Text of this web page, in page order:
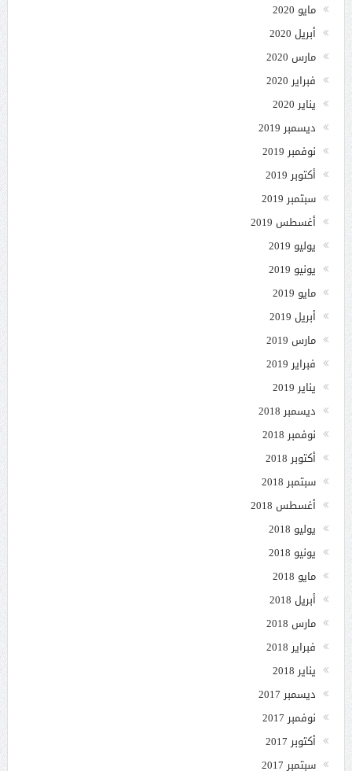
مايو 2020
أبريل 2020
مارس 2020
فبراير 2020
يناير 2020
ديسمبر 2019
نوفمبر 2019
أكتوبر 2019
سبتمبر 2019
أغسطس 2019
يوليو 2019
يونيو 2019
مايو 2019
أبريل 2019
مارس 2019
فبراير 2019
يناير 2019
ديسمبر 2018
نوفمبر 2018
أكتوبر 2018
سبتمبر 2018
أغسطس 2018
يوليو 2018
يونيو 2018
مايو 2018
أبريل 2018
مارس 2018
فبراير 2018
يناير 2018
ديسمبر 2017
نوفمبر 2017
أكتوبر 2017
سبتمبر 2017